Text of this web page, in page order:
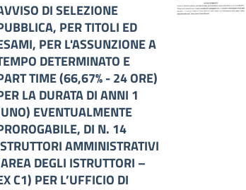
DI SELEZIONE
PER TITOLI ED
PER L'ASSUNZIONE A
DETERMINATO E
TIME (66,67% - 24 ORE)
LA DURATA DI ANNI 1
EVENTUALMENTE
DI N. 14
AMMINISTRATIVI
DEGLI ISTRUTTORI –
C1) PER L’UFFICIO DI